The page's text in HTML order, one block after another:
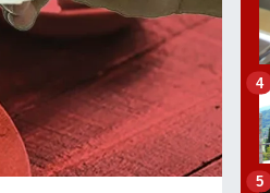
4
5